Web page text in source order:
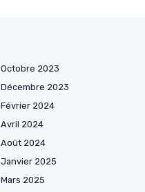
Octobre 2023
Décembre 2023
Février 2024
Avril 2024
Août 2024
Janvier 2025
Mars 2025